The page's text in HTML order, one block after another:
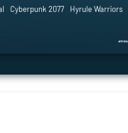
Cyberpunk 2077 Hyrule Warriors